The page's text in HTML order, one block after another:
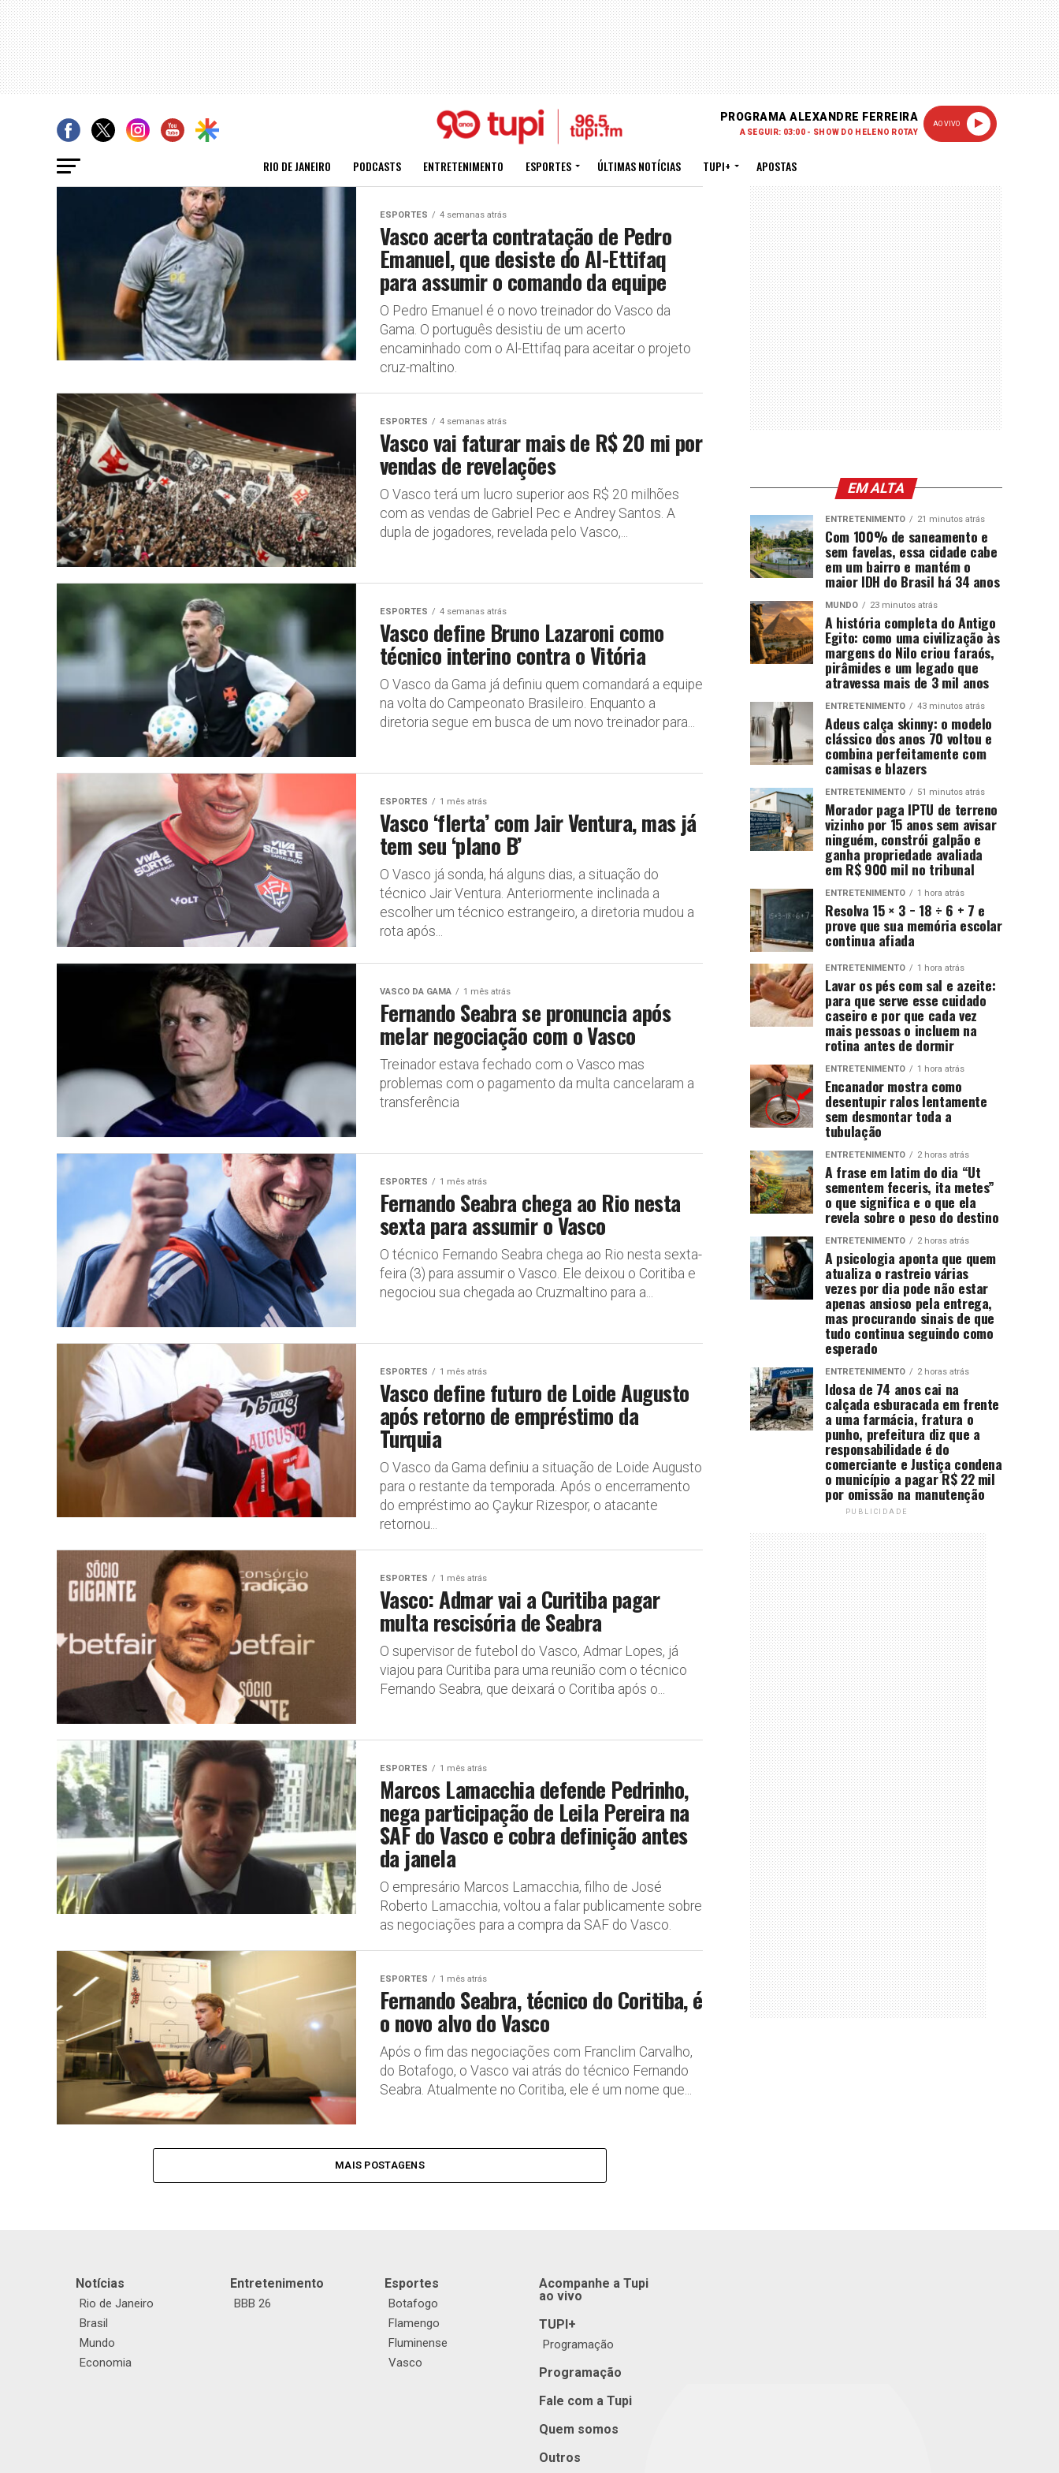
PROGRAMA ALEXANDRE FERREIRA
A SEGUIR: 03:00 - SHOW DO HELENO ROTAY
AO VIVO
RIO DE JANEIRO PODCASTS ENTRETENIMENTO ESPORTES ÚLTIMAS NOTÍCIAS TUPI+ APOSTAS
ESPORTES 4 semanas atrás
Vasco acerta contratação de Pedro
Emanuel, que desiste do Al-Ettifaq
para assumir o comando da equipe
O Pedro Emanuel é o novo treinador do Vasco da
Gama. O português desistiu de um acerto
encaminhado com o Al-Ettifaq para aceitar o projeto
cruz-maltino.
ESPORTES 4 semanas atrás
Vasco vai faturar mais de R$ 20 mi por
vendas de revelações
O Vasco terá um lucro superior aos R$ 20 milhões
com as vendas de Gabriel Pec e Andrey Santos. A
dupla de jogadores, revelada pelo Vasco,...
ESPORTES 4 semanas atrás
Vasco define Bruno Lazaroni como
técnico interino contra o Vitória
O Vasco da Gama já definiu quem comandará a equipe
na volta do Campeonato Brasileiro. Enquanto a
diretoria segue em busca de um novo treinador para...
ESPORTES 1 mês atrás
Vasco ‘flerta’ com Jair Ventura, mas já
tem seu ‘plano B’
O Vasco já sonda, há alguns dias, a situação do
técnico Jair Ventura. Anteriormente inclinada a
escolher um técnico estrangeiro, a diretoria mudou a
rota após...
VASCO DA GAMA 1 mês atrás
Fernando Seabra se pronuncia após
melar negociação com o Vasco
Treinador estava fechado com o Vasco mas
problemas com o pagamento da multa cancelaram a
transferência
ESPORTES 1 mês atrás
Fernando Seabra chega ao Rio nesta
sexta para assumir o Vasco
O técnico Fernando Seabra chega ao Rio nesta sexta-
feira (3) para assumir o Vasco. Ele deixou o Coritiba e
negociou sua chegada ao Cruzmaltino para a...
ESPORTES 1 mês atrás
Vasco define futuro de Loide Augusto
após retorno de empréstimo da
Turquia
O Vasco da Gama definiu a situação de Loide Augusto
para o restante da temporada. Após o encerramento
do empréstimo ao Çaykur Rizespor, o atacante
retornou...
ESPORTES 1 mês atrás
Vasco: Admar vai a Curitiba pagar
multa rescisória de Seabra
O supervisor de futebol do Vasco, Admar Lopes, já
viajou para Curitiba para uma reunião com o técnico
Fernando Seabra, que deixará o Coritiba após o...
ESPORTES 1 mês atrás
Marcos Lamacchia defende Pedrinho,
nega participação de Leila Pereira na
SAF do Vasco e cobra definição antes
da janela
O empresário Marcos Lamacchia, filho de José
Roberto Lamacchia, voltou a falar publicamente sobre
as negociações para a compra da SAF do Vasco.
ESPORTES 1 mês atrás
Fernando Seabra, técnico do Coritiba, é
o novo alvo do Vasco
Após o fim das negociações com Franclim Carvalho,
do Botafogo, o Vasco vai atrás do técnico Fernando
Seabra. Atualmente no Coritiba, ele é um nome que...
MAIS POSTAGENS
EM ALTA
ENTRETENIMENTO 21 minutos atrás
Com 100% de saneamento e
sem favelas, essa cidade cabe
em um bairro e mantém o
maior IDH do Brasil há 34 anos
MUNDO 23 minutos atrás
A história completa do Antigo
Egito: como uma civilização às
margens do Nilo criou faraós,
pirâmides e um legado que
atravessa mais de 3 mil anos
ENTRETENIMENTO 43 minutos atrás
Adeus calça skinny: o modelo
clássico dos anos 70 voltou e
combina perfeitamente com
camisas e blazers
ENTRETENIMENTO 51 minutos atrás
Morador paga IPTU de terreno
vizinho por 15 anos sem avisar
ninguém, constrói galpão e
ganha propriedade avaliada
em R$ 900 mil no tribunal
ENTRETENIMENTO 1 hora atrás
Resolva 15 × 3 − 18 ÷ 6 + 7 e
prove que sua memória escolar
continua afiada
ENTRETENIMENTO 1 hora atrás
Lavar os pés com sal e azeite:
para que serve esse cuidado
caseiro e por que cada vez
mais pessoas o incluem na
rotina antes de dormir
ENTRETENIMENTO 1 hora atrás
Encanador mostra como
desentupir ralos lentamente
sem desmontar toda a
tubulação
ENTRETENIMENTO 2 horas atrás
A frase em latim do dia “Ut
sementem feceris, ita metes”
o que significa e o que ela
revela sobre o peso do destino
ENTRETENIMENTO 2 horas atrás
A psicologia aponta que quem
atualiza o rastreio várias
vezes por dia pode não estar
apenas ansioso pela entrega,
mas procurando sinais de que
tudo continua seguindo como
esperado
ENTRETENIMENTO 2 horas atrás
Idosa de 74 anos cai na
calçada esburacada em frente
a uma farmácia, fratura o
punho, prefeitura diz que a
responsabilidade é do
comerciante e Justiça condena
o município a pagar R$ 22 mil
por omissão na manutenção
PUBLICIDADE
Notícias
Rio de Janeiro
Brasil
Mundo
Economia
Entretenimento
BBB 26
Esportes
Botafogo
Flamengo
Fluminense
Vasco
Acompanhe a Tupi
ao vivo
TUPI+
Programação
Programação
Fale com a Tupi
Quem somos
Outros